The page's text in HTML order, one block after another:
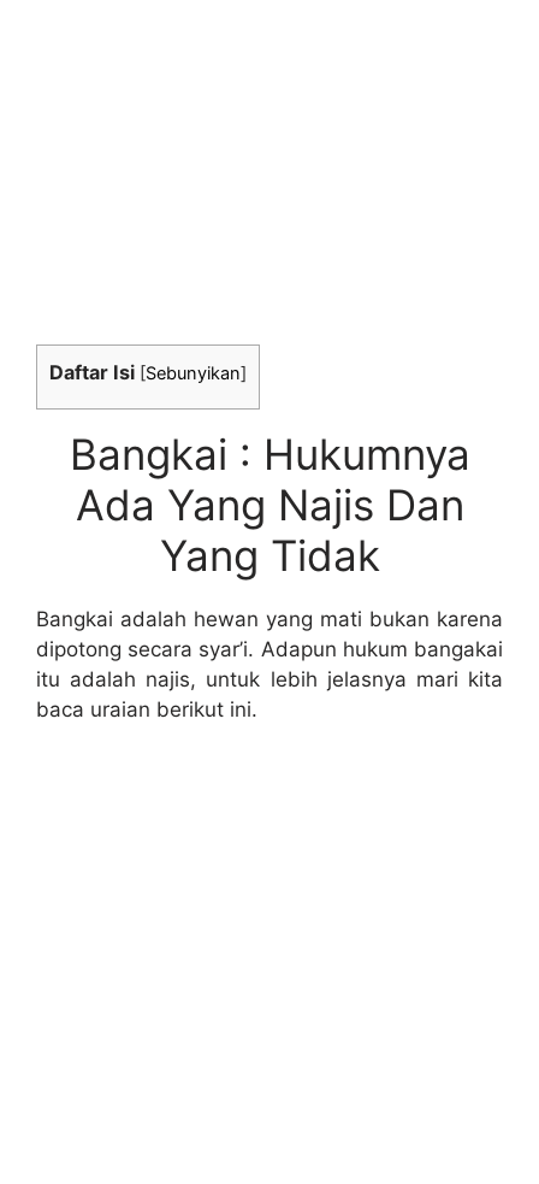
Daftar Isi [Sebunyikan]
Bangkai : Hukumnya
Ada Yang Najis Dan
Yang Tidak
Bangkai adalah hewan yang mati bukan karena
dipotong secara syar’i. Adapun hukum bangakai
itu adalah najis, untuk lebih jelasnya mari kita
baca uraian berikut ini.